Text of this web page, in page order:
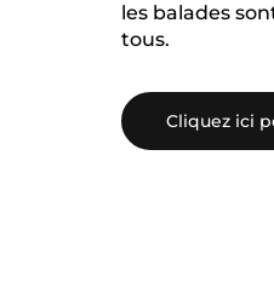
les balades
Cliquez ici